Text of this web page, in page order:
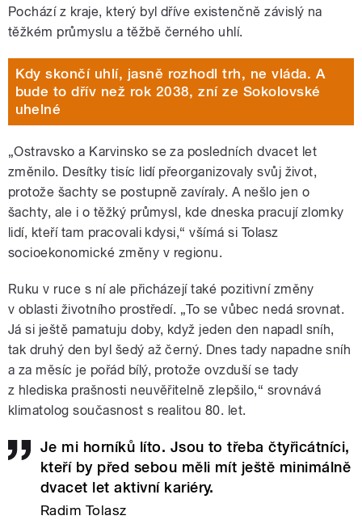
Pochází z kraje, který byl dříve existenčně závislý na
těžkém průmyslu a těžbě černého uhlí.
Kdy skončí uhlí, jasně rozhodl trh, ne vláda. A
bude to dřív než rok 2038, zní ze Sokolovské
uhelné
„Ostravsko a Karvinsko se za posledních dvacet let
změnilo. Desítky tisíc lidí přeorganizovaly svůj život,
protože šachty se postupně zavíraly. A nešlo jen o
šachty, ale i o těžký průmysl, kde dneska pracují zlomky
lidí, kteří tam pracovali kdysi,“ všímá si Tolasz
socioekonomické změny v regionu.
Ruku v ruce s ní ale přicházejí také pozitivní změny
v oblasti životního prostředí. „To se vůbec nedá srovnat.
Já si ještě pamatuju doby, když jeden den napadl sníh,
tak druhý den byl šedý až černý. Dnes tady napadne sníh
a za měsíc je pořád bílý, protože ovzduší se tady
z hlediska prašnosti neuvěřitelně zlepšilo,“ srovnává
klimatolog současnost s realitou 80. let.
Je mi horníků líto. Jsou to třeba čtyřicátníci,
kteří by před sebou měli mít ještě minimálně
dvacet let aktivní kariéry.
Radim Tolasz